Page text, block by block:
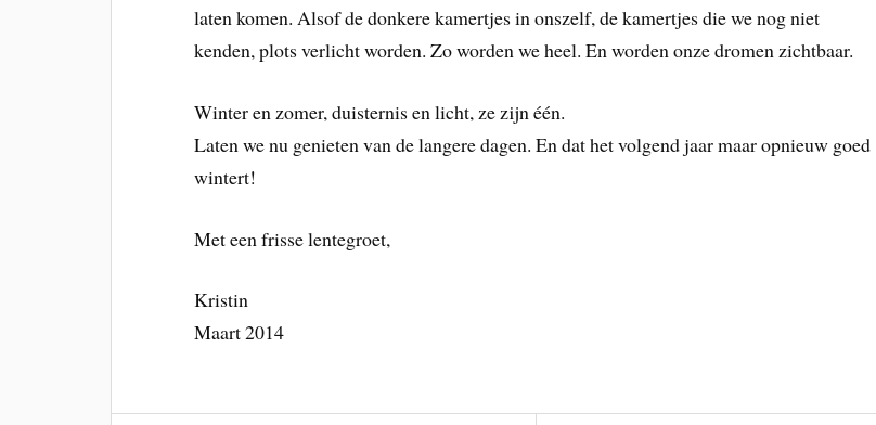
laten komen. Alsof de donkere kamertjes in onszelf, de kamertjes die we nog niet
kenden, plots verlicht worden. Zo worden we heel. En worden onze dromen zichtbaar.
Winter en zomer, duisternis en licht, ze zijn één.
Laten we nu genieten van de langere dagen. En dat het volgend jaar maar opnieuw goed
wintert!
Met een frisse lentegroet,
Kristin
Maart 2014